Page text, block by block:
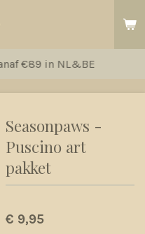
€89 in NL&BE
Seasonpaws -
Puscino art
pakket
€ 9,95